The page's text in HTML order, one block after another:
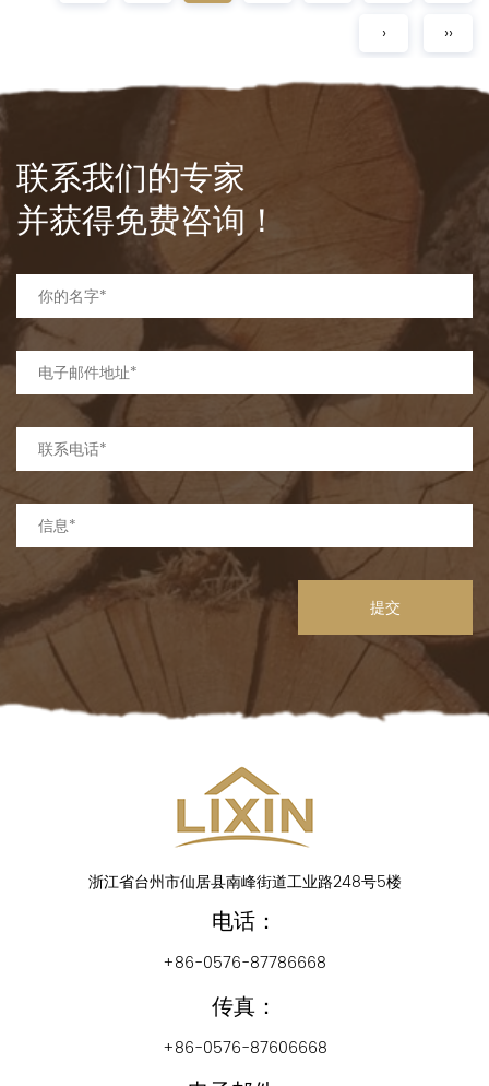
›
››
联系我们的专家
并获得免费咨询！
提交
浙江省台州市仙居县南峰街道工业路248号5楼
电话：
+86-0576-87786668
传真：
+86-0576-87606668